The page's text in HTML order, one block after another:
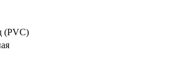
(PVC)